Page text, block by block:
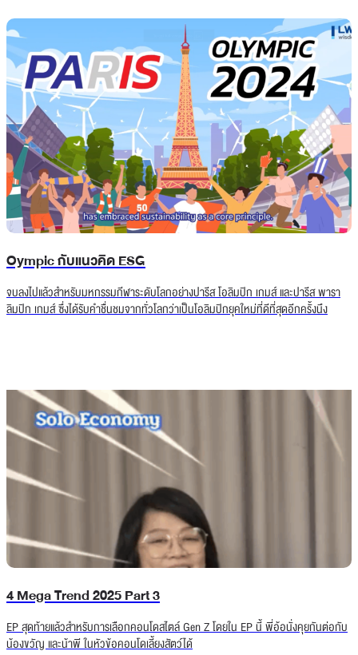
Oympic กับแนวคิด ESG
จบลงไปแล้วสำหรับมหกรรมกีฬาระดับโลกอย่างปารีส โอลิมปิก เกมส์ และปารีส พารา
ลิมปิก เกมส์ ซึ่งได้รับคำชื่นชมจากทั่วโลกว่าเป็นโอลิมปิกยุคใหม่ที่ดีที่สุดอีกครั้งนึง
4 Mega Trend 2025 Part 3
EP สุดท้ายแล้วสำหรับการเลือกคอนโดสไตล์ Gen Z โดยใน EP นี้ พี่อ้อนั่งคุยกันต่อกับ
น้องขวัญ และน้าพี ในหัวข้อคอนโดเลี้ยงสัตว์ได้